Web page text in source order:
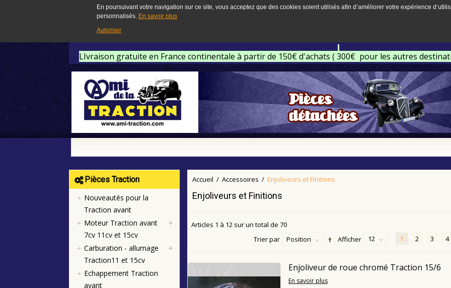
En poursuivant votre navigation sur ce site, vous acceptez que des cookies soient utilisés afin d’améliorer votre expérience
personnalisés. En savoir plus
Autoriser
LIvraison gratuite en France continentale à partir de 150€ d'achats ( 300€ pour les autres
Accueil / Accessoires / Enjoliveurs et Finitions
Enjoliveurs et Finitions
Articles 1 à 12 sur un total de 70
1
2 3 4
Afficher 12
Trier par Position
Enjoliveur de roue chromé Traction 15/6
En savoir plus
Pièces Traction
Nouveautés pour la
Traction avant
Moteur Traction avant
7cv 11cv et 15cv
Carburation - allumage
Traction11 et 15cv
Echappement Traction
avant